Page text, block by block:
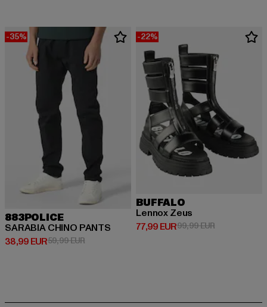
-35%
883POLICE
SARABIA CHINO PANTS
38,99 EUR
Derzeitiger Preis: 38,99 EUR
59,99 EURAktionspreis: 59,99 EUR
-22%
BUFFALO
Lennox Zeus
77,99 EUR
Derzeitiger Preis: 77,99 EUR
99,99 EURAktionspreis: